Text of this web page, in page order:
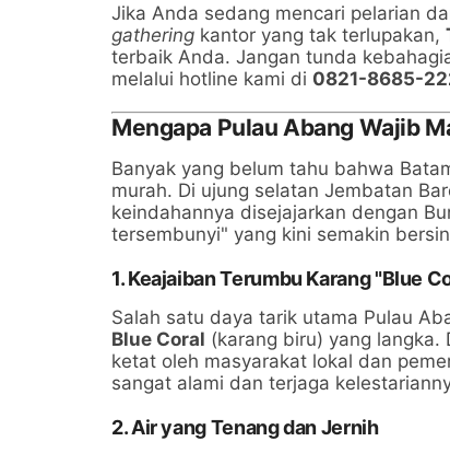
Jika Anda sedang mencari pelarian
gathering kantor yang tak terlupakan,
terbaik Anda. Jangan tunda
melalui hotline kami di 0821-8685-
Mengapa Pulau Abang Wajib
Banyak yang belum tahu bahwa
murah. Di ujung selatan Jembatan
keindahannya disejajarkan dengan
tersembunyi" yang kini semakin
1. Keajaiban Terumbu Karang "Blue
Salah satu daya tarik utama Pulau
Blue Coral (karang biru) yang
ketat oleh masyarakat lokal dan
sangat alami dan terjaga
2. Air yang Tenang dan Jernih